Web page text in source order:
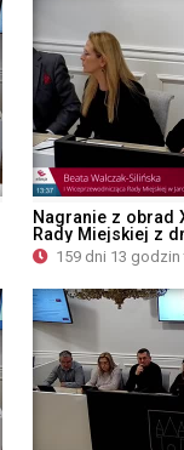
Nagranie z obrad
Rady Miejskiej z
159 dni 13 godzin